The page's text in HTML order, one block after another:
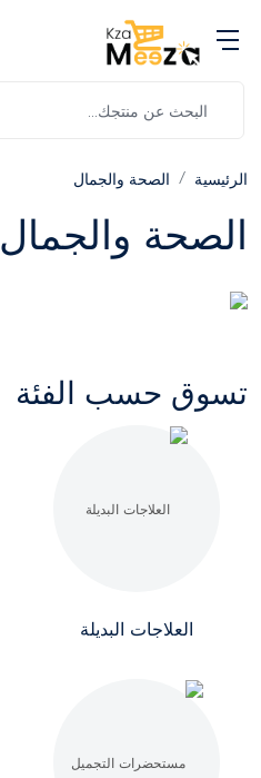
الرئيسية الصحة والجمال
الصحة والجمال
تسوق حسب الفئة
العلاجات البديلة